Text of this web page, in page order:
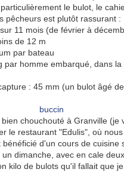
le bulot, le
pêcheurs est plutôt rassurant :
11 mois (de février à
de 12 m
par bateau
par homme embarqué, dans la
: 45 mm (un bulot âgé
chouchouté à Granville (je
le restaurant "Edulis", où
d'un cours de cuisine
dimanche, avec en cale
kilo de bulots qu'il fallait que